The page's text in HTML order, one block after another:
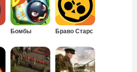
Бомбы Браво Старс